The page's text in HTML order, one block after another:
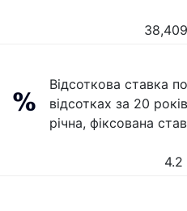
Відсоткова ставка
відсотках за 20
річна, фіксована
4.2